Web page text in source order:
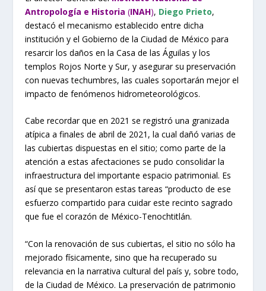
Antropología e Historia (INAH), Diego Prieto,
destacó el mecanismo establecido entre dicha
institución y el Gobierno de la Ciudad de México para
resarcir los daños en la Casa de las Águilas y los
templos Rojos Norte y Sur, y asegurar su preservación
con nuevas techumbres, las cuales soportarán mejor el
impacto de fenómenos hidrometeorológicos.
Cabe recordar que en 2021 se registró una granizada
atípica a finales de abril de 2021, la cual dañó varias de
las cubiertas dispuestas en el sitio; como parte de la
atención a estas afectaciones se pudo consolidar la
infraestructura del importante espacio patrimonial. Es
así que se presentaron estas tareas “producto de ese
esfuerzo compartido para cuidar este recinto sagrado
que fue el corazón de México-Tenochtitlán.
“Con la renovación de sus cubiertas, el sitio no sólo ha
mejorado físicamente, sino que ha recuperado su
relevancia en la narrativa cultural del país y, sobre todo,
de la Ciudad de México. La preservación de patrimonio